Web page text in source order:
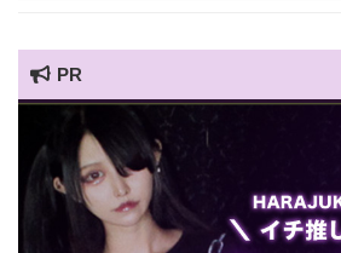
PR
HARAJUKU POP TV